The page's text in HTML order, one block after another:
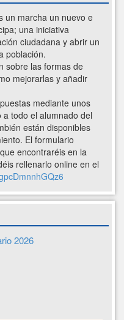
un marcha un nuevo e
una iniciativa
ciudadana y abrir un
población.
sobre las formas de
mejorarlas y añadir
mediante unos
todo el alumnado del
están disponibles
El formulario
encontraréis en la
rellenarlo online en el
2026